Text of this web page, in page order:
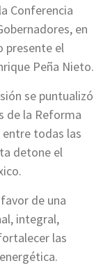
Conferencia
en
presente el
Peña Nieto.
se puntualizó
de la Reforma
entre todas las
detone el
de una
integral,
las